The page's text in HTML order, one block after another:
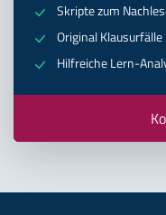
Skripte zum
Original
Hilfreiche Lern-